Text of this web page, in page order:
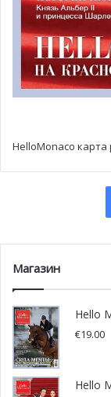
HelloMonaco карта
Магазин
Hello
€19.00
Hello